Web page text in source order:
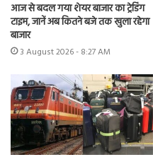
आज से बदल गया शेयर बाजार का ट्रेडिंग
टाइम, जानें अब कितने बजे तक खुला रहेगा
बाजार
3 August 2026 - 8:27 AM